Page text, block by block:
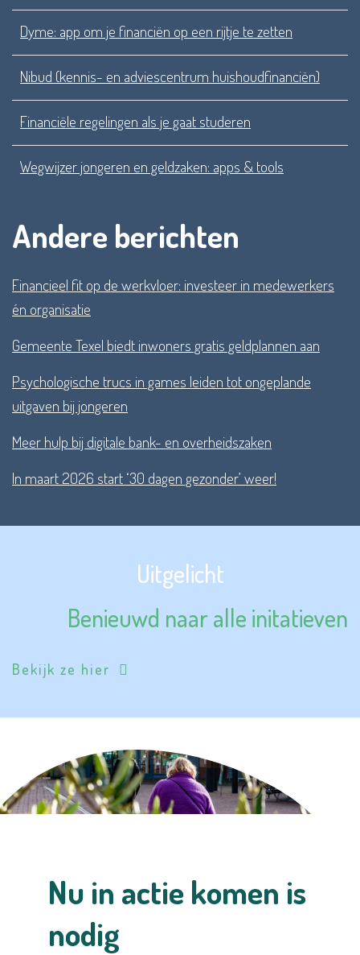
Dyme: app om je financiën op een rijtje te zetten
Nibud (kennis- en adviescentrum huishoudfinanciën)
Financiële regelingen als je gaat studeren
Wegwijzer jongeren en geldzaken: apps & tools
Andere berichten
Financieel fit op de werkvloer: investeer in medewerkers
én organisatie
Gemeente Texel biedt inwoners gratis geldplannen aan
Psychologische trucs in games leiden tot ongeplande
uitgaven bij jongeren
Meer hulp bij digitale bank- en overheidszaken
In maart 2026 start ‘30 dagen gezonder’ weer!
Uitgelicht
Benieuwd naar alle initatieven
Bekijk ze hier
Nu in actie komen is
nodig